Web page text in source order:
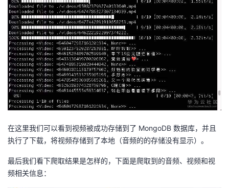
在这里我们可以看到视频被成功存储到了 MongoDB 数据库，并且
执行了下载，将视频存储到了本地（音频的的存储没有显示）。
最后我们看下爬取结果是怎样的，下面是爬取到的音频、视频和视
频相关信息：